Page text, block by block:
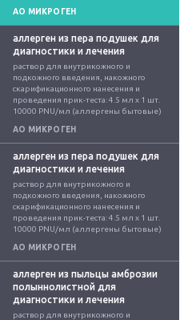
АО МИКРОГЕН
аллерген из пера подушек для
диагностики и лечения
раствор для внутрикожного и
подкожного введения, накожного
скарификационного нанесения и
проведения прик-теста: 4.5 мл x 1 шт.
10000 PNU/мл (аллергены бытовые)
АО МИКРОГЕН
аллерген из пера подушек для
диагностики и лечения
раствор для внутрикожного и
подкожного введения, накожного
скарификационного нанесения и
проведения прик-теста: 4.5 мл x 1 шт.
10000 PNU/мл (аллергены бытовые)
АО МИКРОГЕН
аллерген из пыльцы амброзии
полыннолистной для
диагностики и лечения
раствор для внутрикожного и